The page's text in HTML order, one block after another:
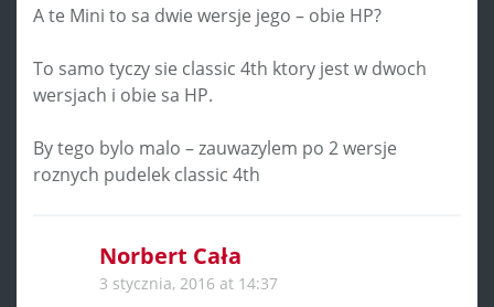
A te Mini to sa dwie wersje jego – obie HP?
To samo tyczy sie classic 4th ktory jest w dwoch
wersjach i obie sa HP.
By tego bylo malo – zauwazylem po 2 wersje
roznych pudelek classic 4th
Norbert Cała
3 stycznia, 2016 at 14:37